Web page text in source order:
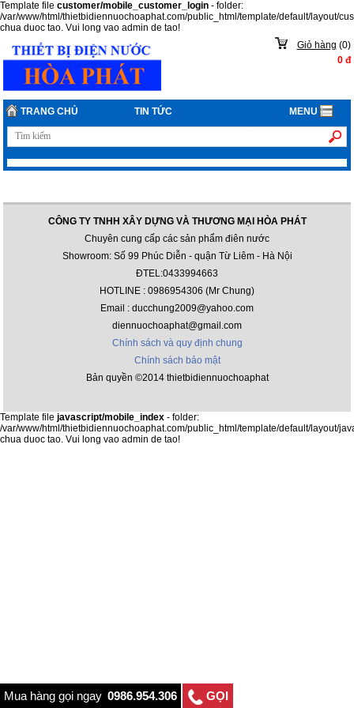
Template file customer/mobile_customer_login - folder:
/var/www/html/thietbidiennuochoaphat.com/public_html/template/default/layout/
chua duoc tao. Vui long vao admin de tao!
Giỏ hàng (0)
0đ
TRANG CHỦ TIN TỨC MENU
CÔNG TY TNHH XÂY DỰNG VÀ THƯƠNG MẠI HÒA PHÁT
Chuyên cung cấp các sản phẩm điên nước
Showroom: Số 99 Phúc Diễn - quận Từ Liêm - Hà Nội
ĐTEL:0433994663
HOTLINE : 0986954306 (Mr Chung)
Email : ducchung2009@yahoo.com
diennuochoaphat@gmail.com
Chính sách và quy định chung
Chính sách bảo mật
Bản quyền ©2014 thietbidiennuochoaphat
Mua hàng gọi ngay 0986.954.306 GỌI
Template file javascript/mobile_index - folder:
/var/www/html/thietbidiennuochoaphat.com/public_html/template/default/layout/
chua duoc tao. Vui long vao admin de tao!